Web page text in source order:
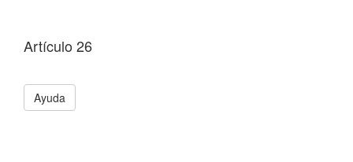
Artículo 26
Ayuda